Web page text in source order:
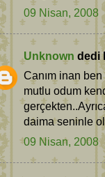
09 Nisan, 2008
Unknown dedi
Canım inan
mutlu odum
daima seninle
09 Nisan, 2008